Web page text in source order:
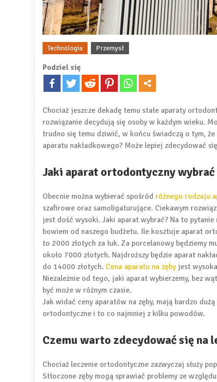
Technologia Przemysł
Podziel się
Chociaż jeszcze dekadę temu stałe aparaty
rozwiązanie decydują się osoby w każdym wieku.
trudno się temu dziwić, w końcu świadczą o tym,
aparatu nakładkowego? Może lepiej zdecydować
Jaki aparat ortodontyczny
Obecnie można wybierać spośród różnego rodzaju
szafirowe oraz samoligaturujące. Ciekawym
jest dość wysoki. Jaki aparat wybrać? Na to
bowiem od naszego budżetu. Ile kosztuje aparat
to 2000 złotych za łuk. Za porcelanowy będziemy
około 7000 złotych. Najdroższy będzie aparat
do 14000 złotych. Cena aparatu na zębyjest
Niezależnie od tego, jaki aparat wybierzemy, bez
być może w różnym czasie.
Jak widać ceny aparatów na zęby, mają bardzo
ortodontyczne i to co najmniej z kilku powodów.
Czemu warto zdecydować się na
Chociaż leczenie ortodontyczne zazwyczaj służy
Stłoczone zęby mogą sprawiać problemy ze